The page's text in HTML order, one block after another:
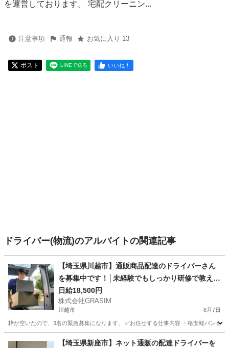
を運営しております。 宅配クリーニン...
注意事項 通報 お気に入り 13
ポスト LINEで送る いいね！
ドライバー(物流)のアルバイトの関連記事
【埼玉県川越市】通販商品配達のドライバーさん
を募集中です！│未経験でもしっかり研修で教えま
す！
日給18,500円
株式会社GRASIM
川越市 8月7日
枠が空いたので、3名の緊急募集になります。 ✅お任せする仕事内容 ・格安軽バン
ドライバー 荷物
【埼玉県新座市】ネット通販の配達ドライバーを